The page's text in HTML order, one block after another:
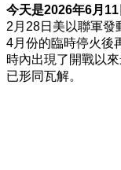
今天是2026年6月
2月28日美以聯軍發
4月份的臨時停火後
時內出現了開戰以
已形同瓦解。